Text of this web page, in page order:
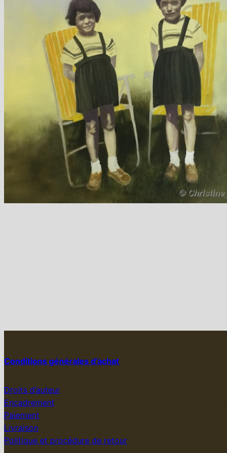
Conditions générales d’achat
Droits d’auteur
Encadrement
Paiement
Livraison
Politique et procédure de retour